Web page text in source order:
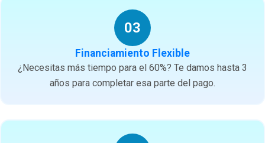
03
Financiamiento Flexible
¿Necesitas más tiempo para el 60%? Te damos hasta 3
años para completar esa parte del pago.